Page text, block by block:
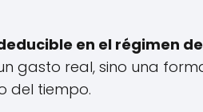
en el régimen
gasto real, sino una
del tiempo.